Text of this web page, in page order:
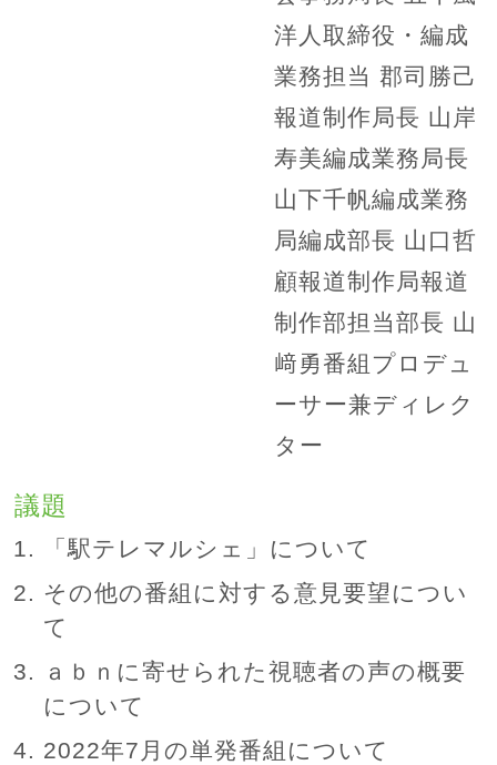
洋人取締役・編成
業務担当 郡司勝己
報道制作局長 山岸
寿美編成業務局長
山下千帆編成業務
局編成部長 山口哲
顧報道制作局報道
制作部担当部長 山
﨑勇番組プロデュ
ーサー兼ディレク
ター
議題
「駅テレマルシェ」について
その他の番組に対する意見要望につい
て
ａｂｎに寄せられた視聴者の声の概要
について
2022年7月の単発番組について